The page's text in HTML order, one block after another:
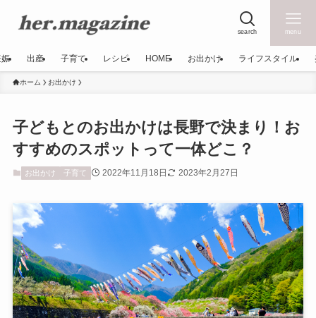
search menu
出産 子育て レシピ HOME お出かけ ライフスタイル
ホーム お出かけ
子どもとのお出かけは長野で決まり！お
すすめのスポットって一体どこ？
お出かけ 子育て 2022年11月18日 2023年2月27日